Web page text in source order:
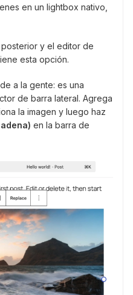
en un lightbox nativo,
y el editor de
esta opción.
a la gente: es una
de barra lateral. Agrega
la imagen y luego haz
en la barra de